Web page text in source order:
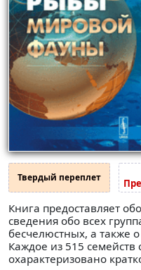
Твердый переплет
Книга предоставляет
сведения обо всех
бесчелюстных, а также
Каждое из 515
охарактеризовано